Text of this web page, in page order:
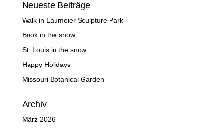
Neueste Beiträge
Walk in Laumeier Sculpture Park
Book in the snow
St. Louis in the snow
Happy Holidays
Missouri Botanical Garden
Archiv
März 2026